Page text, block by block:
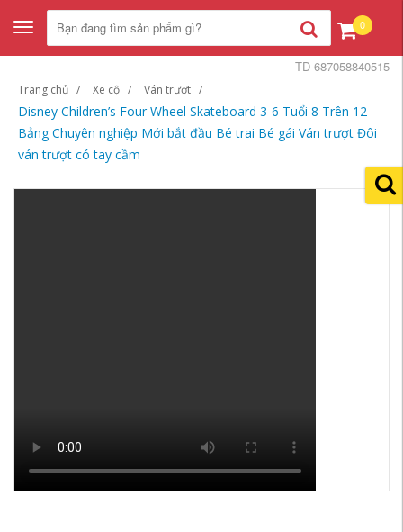
Toggle
navigation
0
Trang chủ Xe cộ Ván trượt
Disney Children’s Four Wheel Skateboard 3-6 Tuổi 8 Trên 12
Bảng Chuyên nghiệp Mới bắt đầu Bé trai Bé gái Ván trượt Đôi
ván trượt có tay cầm
TD-687058840515